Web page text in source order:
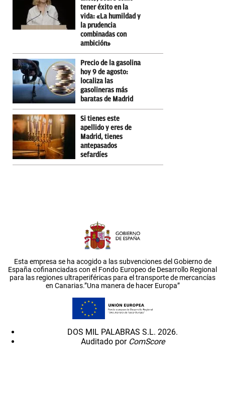
tener éxito en la
vida: «La humildad y
la prudencia
combinadas con
ambición»
Precio de la gasolina
hoy 9 de agosto:
localiza las
gasolineras más
baratas de Madrid
Si tienes este
apellido y eres de
Madrid, tienes
antepasados
sefardíes
Esta empresa se ha acogido a las subvenciones del Gobierno de
España cofinanciadas con el Fondo Europeo de Desarrollo Regional
para las regiones ultraperiféricas para el transporte de mercancías
en Canarias.”Una manera de hacer Europa”
DOS MIL PALABRAS S.L. 2026.
Auditado por ComScore